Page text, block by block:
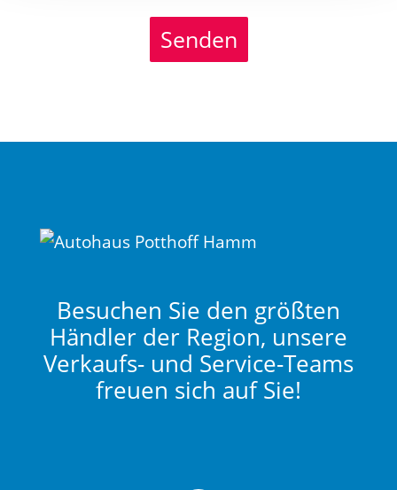
Senden
Besuchen Sie den größten
Händler der Region, unsere
Verkaufs- und Service-Teams
freuen sich auf Sie!